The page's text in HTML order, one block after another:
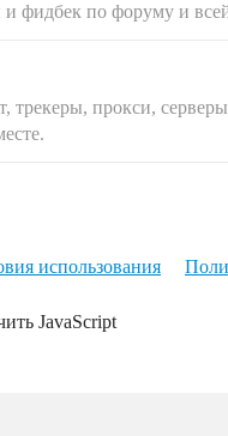
и фидбек по форуму и
прокси,
использования
JavaScript